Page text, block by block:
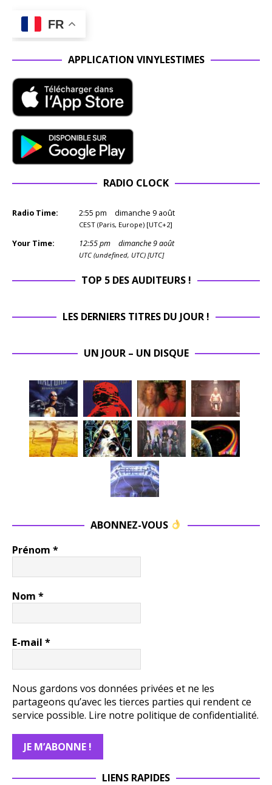
FR
APPLICATION VINYLESTIMES
RADIO CLOCK
Radio Time: 2:55 pm dimanche 9 août
CEST (Paris, Europe) [UTC+2]
Your Time: 12:55pm dimanche 9 août
UTC (undefined, UTC) [UTC]
TOP 5 DES AUDITEURS !
LES DERNIERS TITRES DU JOUR !
UN JOUR – UN DISQUE
ABONNEZ-VOUS
Prénom *
Nom *
E-mail *
Nous gardons vos données privées et ne les
partageons qu’avec les tierces parties qui rendent ce
service possible. Lire notre politique de confidentialité.
LIENS RAPIDES